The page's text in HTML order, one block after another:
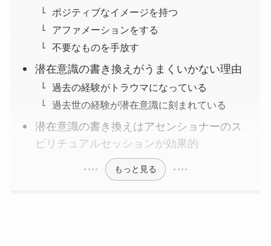
ポジティブなイメージを持つ
アファメーションをする
不要なものを手放す
潜在意識の書き換えがうまくいかない理由
過去の経験がトラウマになっている
過去世の経験が潜在意識に刻まれている
潜在意識の書き換えはアセンショナーのス
ピリチュアルセッションが効果的
もっと見る